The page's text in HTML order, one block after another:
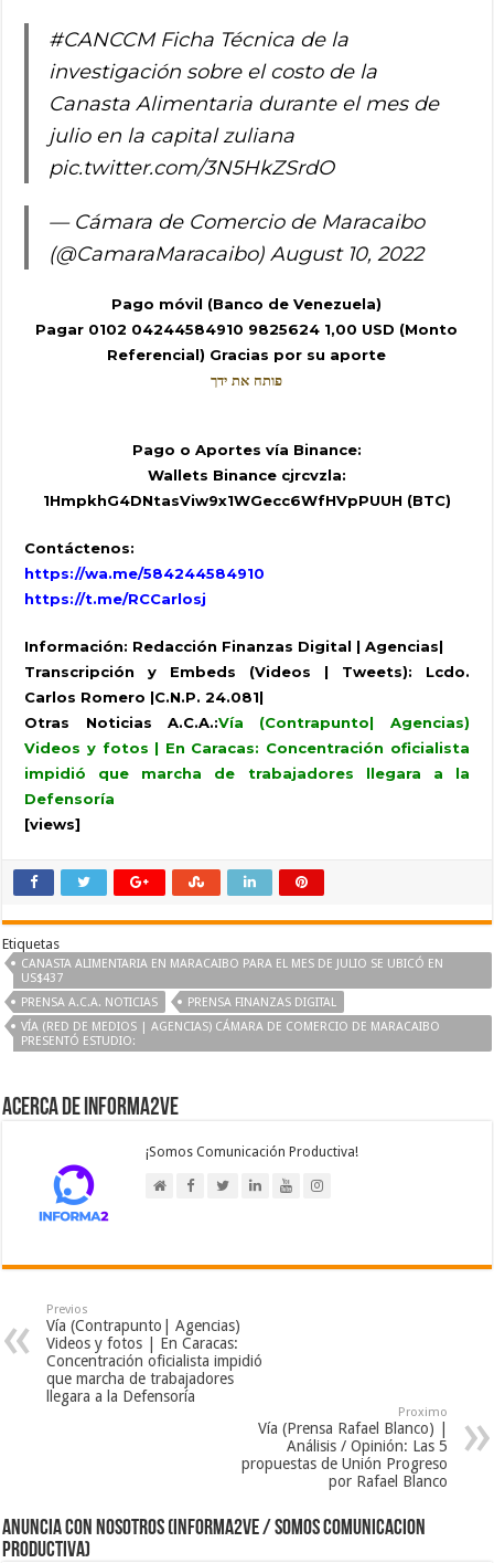
#CANCCMFicha Técnica de la
investigación sobre el costo de la
Canasta Alimentaria durante el mes de
julio en la capital zuliana
pic.twitter.com/3N5HkZSrdO
— Cámara de Comercio de Maracaibo
(@CamaraMaracaibo)August 10, 2022
Pago móvil (Banco de Venezuela)
Pagar 0102 04244584910 9825624 1,00 USD (Monto
Referencial) Gracias por su aporte
פותח את ידך
Pago o Aportes vía Binance:
Wallets Binance cjrcvzla:
1HmpkhG4DNtasViw9x1WGecc6WfHVpPUUH (BTC)
Contáctenos:
https://wa.me/584244584910
https://t.me/RCCarlosj
Información: Redacción Finanzas Digital | Agencias|
Transcripción y Embeds (Videos | Tweets): Lcdo.
Carlos Romero |C.N.P. 24.081|
Otras Noticias A.C.A.:Vía (Contrapunto| Agencias)
Videos y fotos | En Caracas: Concentración oficialista
impidió que marcha de trabajadores llegara a la
Defensoría
[views]
Etiquetas
CANASTA ALIMENTARIA EN MARACAIBO PARA EL MES DE JULIO SE UBICÓ EN
US$437
PRENSA A.C.A. NOTICIAS
PRENSA FINANZAS DIGITAL
VÍA (RED DE MEDIOS | AGENCIAS) CÁMARA DE COMERCIO DE MARACAIBO
PRESENTÓ ESTUDIO:
Acerca de Informa2Ve
¡Somos Comunicación Productiva!
Previos
Vía (Contrapunto| Agencias)
Videos y fotos | En Caracas:
Concentración oficialista impidió
que marcha de trabajadores
llegara a la Defensoría
Proximo
Vía (Prensa Rafael Blanco) |
Análisis / Opinión: Las 5
propuestas de Unión Progreso
por Rafael Blanco
ANUNCIA CON NOSOTROS (Informa2ve / Somos Comunicacion
Productiva)